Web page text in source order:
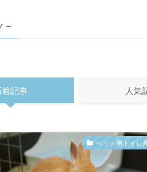
–
着記事 人気
ペット用トイレ